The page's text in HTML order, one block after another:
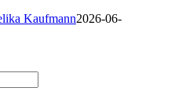
Kaufmann2026-06-